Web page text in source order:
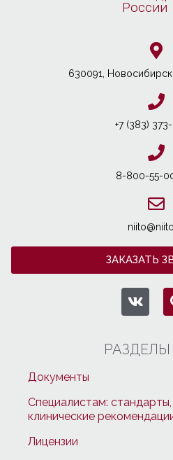
России
630091,
+7 (383)
8-800-55-
ЗАКАЗАТЬ
Документы
Специалистам:
клинические
Лицензии